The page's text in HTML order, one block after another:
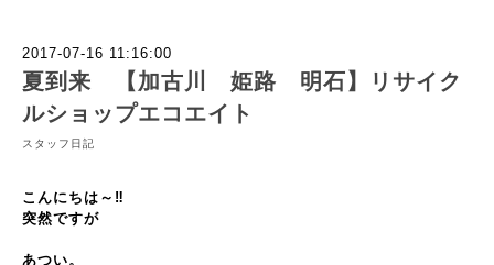
2017-07-16 11:16:00
夏到来 【加古川 姫路 明石】リサイク
ルショップエコエイト
スタッフ日記
こんにちは～‼
突然ですが
あつい。